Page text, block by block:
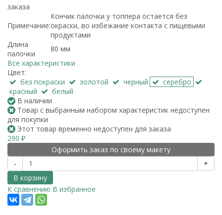
заказа
Примечание:
Кончик палочки у топпера остается без
окраски, во избежание контакта с пищевыми
продуктами
Длина
палочки
80 мм
Все характеристики
Цвет:
без покраски
золотой черный
серебро
красный
белый
В наличии
Товар с выбранным набором характеристик недоступен
для покупки
Этот товар временно недоступен для заказа
290 ₽
Оформить заказ по своему макету
-
+
В корзину
К сравнению В избранное